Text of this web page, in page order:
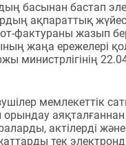
басынан бастап
ақпараттық
фактураны жазып
жаңа ережелері
министрлігінің
мемлекеттік
орындау
актілерді
тек